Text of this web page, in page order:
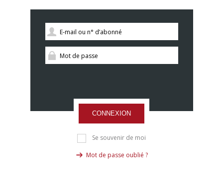
CONNEXION
Se souvenir de moi
Mot de passe oublié ?